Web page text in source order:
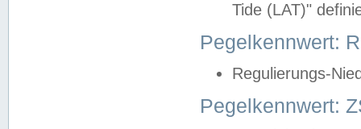
Tide (LAT)"
Pegelkennwert:
Regulierungs-
Pegelkennwert: